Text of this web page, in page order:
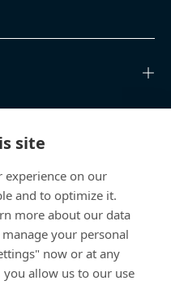
site
experience on our
and to optimize it.
more about our data
your personal
now or at any
you allow us to our use